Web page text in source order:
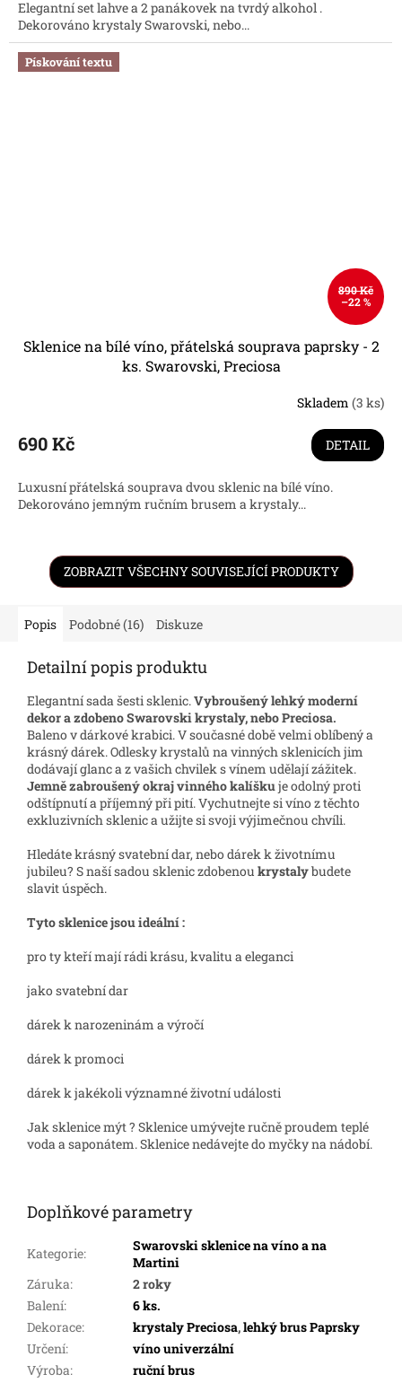
Elegantní set lahve a 2 panákovek na tvrdý alkohol .
Dekorováno krystaly Swarovski, nebo...
Pískování textu
890 Kč
–22 %
Sklenice na bílé víno, přátelská souprava paprsky - 2
ks. Swarovski, Preciosa
produktu
je
z
5
Skladem(3 ks)
690 Kč DETAIL
Luxusní přátelská souprava dvou sklenic na bílé víno.
Dekorováno jemným ručním brusem a krystaly...
ZOBRAZIT VŠECHNY SOUVISEJÍCÍ PRODUKTY
Popis Podobné (16) Diskuze
Detailní popis produktu
Elegantní sada šesti sklenic.Vybroušený lehký moderní
dekor a zdobeno Swarovski krystaly, nebo Preciosa.
Baleno v dárkové krabici. V současné době velmi oblíbený a
krásný dárek.Odlesky krystalů na vinných sklenicích jim
dodávají glanc a z vašich chvilek s vínem udělají zážitek.
Jemně zabroušený okraj vinného kalíškuje odolný proti
odštípnutí a příjemný při pití. Vychutnejte si víno z těchto
exkluzivních sklenic a užijte si svoji výjimečnou chvíli.
Hledáte krásný svatební dar, nebo dárek k životnímu
jubileu? S naší sadou sklenic zdobenou krystalybudete
slavit úspěch.
Tyto sklenice jsou ideální :
pro ty kteří mají rádi krásu, kvalitu a eleganci
jako svatební dar
dárek k narozeninám a výročí
dárek k promoci
dárek k jakékoli významné životní události
Jak sklenice mýt ? Sklenice umývejte ručně proudem teplé
voda a saponátem. Sklenice nedávejte do myčky na nádobí.
Doplňkové parametry
Kategorie:
Swarovski sklenice na víno a na
Martini
Záruka:
2 roky
Balení:
6 ks.
Dekorace: krystaly Preciosa,lehký brus Paprsky
Určení:
víno univerzální
Výroba:
ruční brus